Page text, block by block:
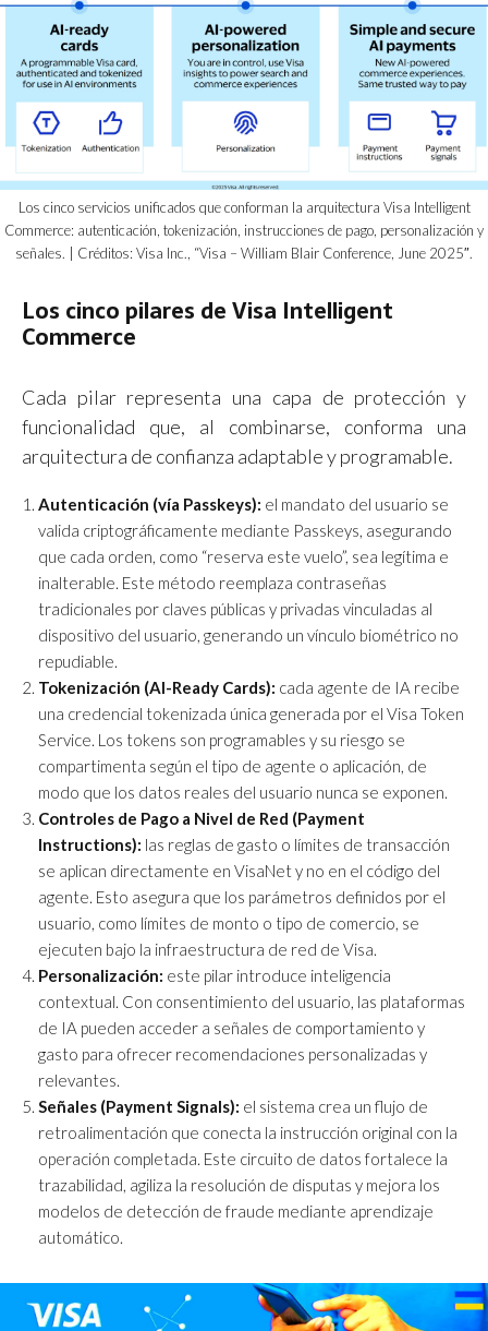
Los cinco servicios unificados que conforman la arquitectura Visa Intelligent
Commerce: autenticación, tokenización, instrucciones de pago, personalización y
señales. | Créditos: Visa Inc., “Visa – William Blair Conference, June 2025″.
Los cinco pilares deVisa Intelligent
Commerce
Cada pilar representa una capa de protección y
funcionalidad que, al combinarse, conforma una
arquitectura de confianza adaptable y programable.
Autenticación (vía Passkeys): el mandato del usuario se
valida criptográficamente mediante Passkeys, asegurando
que cada orden, como “reserva este vuelo”, sea legítima e
inalterable. Este método reemplaza contraseñas
tradicionales por claves públicas y privadas vinculadas al
dispositivo del usuario, generando un vínculo biométrico no
repudiable.
Tokenización (AI-Ready Cards): cada agente de IA recibe
una credencial tokenizada única generada por el Visa Token
Service. Los tokens son programables y su riesgo se
compartimenta según el tipo de agente o aplicación, de
modo que los datos reales del usuario nunca se exponen.
Controles de Pago a Nivel de Red (Payment
Instructions): las reglas de gasto o límites de transacción
se aplican directamente en VisaNet y no en el código del
agente. Esto asegura que los parámetros definidos por el
usuario, como límites de monto o tipo de comercio, se
ejecuten bajo la infraestructura de red de Visa.
Personalización: este pilar introduce inteligencia
contextual. Con consentimiento del usuario, las plataformas
de IA pueden acceder a señales de comportamiento y
gasto para ofrecer recomendaciones personalizadas y
relevantes.
Señales (Payment Signals): el sistema crea un flujo de
retroalimentación que conecta la instrucción original con la
operación completada. Este circuito de datos fortalece la
trazabilidad, agiliza la resolución de disputas y mejora los
modelos de detección de fraude mediante aprendizaje
automático.